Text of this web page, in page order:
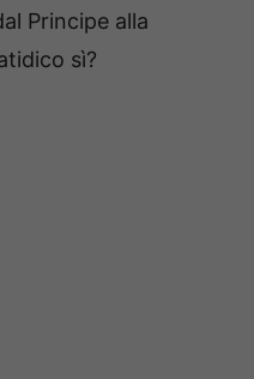
Principe alla
sì?